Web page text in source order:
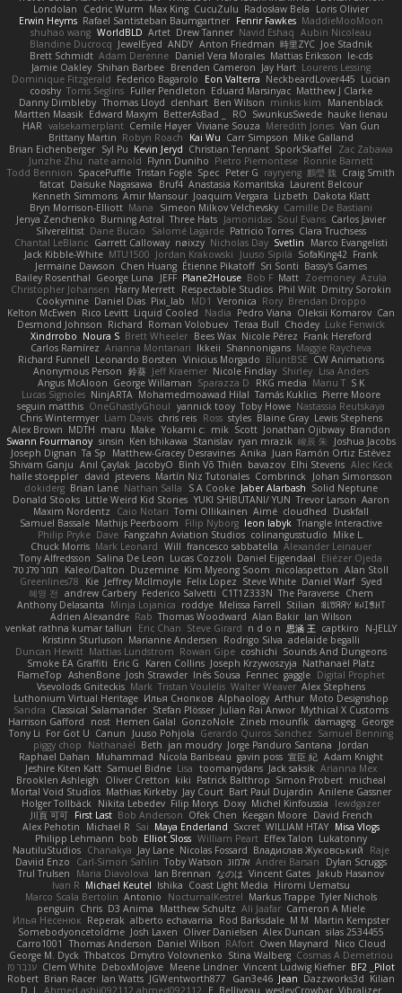
Londolan
Cedric Wurm Max King CucuZulu Radosław Bela
Loris Olivier
Erwin Heyms Rafael Santisteban Baumgartner Fenrir Fawkes MaddieMooMoon
shuhao wang WorldBLD Artet Drew Tanner Navid Eshaq Aubin Nicoleau
Blandine Ducrocq JewelEyed ANDY Anton Friedman 時里ZYC Joe Stadnik
Brett Schmidt Adam Derenne Daniel Vera Morales Mattias Eriksson le-cds
Jamie Oakley Shihan Barbee Brenden Cameron Jay Hart Lourens Lessing
Dominique Fitzgerald Federico Bagarolo Eon Valterra NeckbeardLover445 Lucian
cooshy Toms Seglins Fuller Pendleton Eduard Marsinyac Matthew J Clarke
Danny Dimbleby Thomas Lloyd clenhart Ben Wilson minkis kim
Manenblack
Martten Maasik Edward Maxym BetterAsBad _ RO SwunkusSwede hauke lienau
HAR valsekamerplant Cemile Høyer Viviane Souza Meredith Jones Van Gun
Brittany Martin Robyn Roach Kai Wu Carr Simpson Mike Galland
Brian Eichenberger Syl Pu Kevin Jeryd Christian Tennant SporkSkaffel
Zac Zabawa
Junzhe Zhu nate arnold Flynn Duniho Pietro Piemontese Ronnie Barnett
Todd Bennion SpacePuffle Tristan Fogle Spec Peter G rayryeng 鸝瑩 魏 Craig Smith
fatcat Daisuke Nagasawa Bruf4 Anastasia Komaritska Laurent Belcour
Kenneth Simmons Amir Mansour Joaquim Vergara Lizbeth Dakota Klatt
Bryn Morrison-Elliott Mana Simeon Milkov Velchevsky Camille De Bastiani
Jenya Zenchenko Burning Astral Three Hats Jamonidas Soul Evans Carlos Javier
Silverelitist Dane Bucao Salomé Lagarde Patricio Torres Clara Truchsess
Chantal LeBlanc Garrett Calloway nøixzy Nicholas Day Svetlin
Marco Evangelisti
Jack Kibble-White MTU1500 Jordan Krakowski Juuso Sipilä SofaKing42 Frank
Jermaine Dawson Chen Huang Étienne Pikatoff Sri Sonti Bassy's Games
Bailey Rosenthal George Luna JEFF Plane2House Bob F Matt Zoemoney Azula
Christopher Johansen Harry Merrett Respectable Studios Phil Wilt Dmitry Sorokin
Cookymine Daniel Dias Pixi_lab MD1 Veronica Rory Brendan Droppo
Kelton McEwen Rico Levitt Liquid Cooled Nadia Pedro Viana Oleksii Komarov Can
Desmond Johnson Richard Roman Volobuev Teraa Bull Chodey Luke Fenwick
Xindrrobo Noura S Brett Wheeler Bees Wax Nicole Pérez Frank Hereford
Carlos Ramírez Arianna Montanari Ikkeii Shannonigans Maggie Raycheva
Richard Funnell Leonardo Borsten Vinicius Morgado BluntBSE CW Animations
Anonymous Person 鈴葵 Jeff Kraemer Nicole Findlay Shirley Lisa Anders
Angus McAloon George Willaman Sparazza D RKG media Manu T S K
Lucas Signoles NinjARTA Mohamedmoawad Hilal Tamás Kuklics Pierre Moore
seguin matthis OneGhastlyGhoul yannick tooy Toby Howe Nastassia Reutskaya
Chris Wintermyer Liam Davis chris reis Ross styles Blaine Gray Lewis Stephens
Alex Brown MDTH maru Make Yokami c: mik Scott Jonathan Ojibway Brandon
Swann Fourmanoy sinsin Ken Ishikawa Stanislav ryan mrazik 峻辰 朱
Joshua Jacobs
Joseph Dignan Ta Sp Matthew-Gracey Desravines Anika Juan Ramón Ortiz Estévez
Shivam Ganju Anıl Çaylak JacobyO Bình Võ Thiên bavazov Elhi Stevens Alec Keck
halle stoeppler david jstevens Martín Niz Tutoriales Combrinck Johan Simonsson
dokiderg Brian Lane Nathan Salla S A Cooke Jaber Alarbash Solid Neptune
Donald Stooks Little Weird Kid Stories YUKI SHIBUTANI/ YUN Trevor Larson Aaron
Maxim Nordentz
Caio Notari Tomi Ollikainen Aimé cloudhed
Duskfall
Samuel Bassale Mathijs Peerboom Filip Nyborg leon labyk Triangle Interactive
Philip Pryke Dave Fangzahn Aviation Studios colinangusstudio Mike L.
Chuck Morris Mark Leonard Will francesco sabbatella Alexander Leinauer
Tony Alfredsson Salina De Leon Lucas Cozzoli Daniel Eijgendaal Eliézer Ojeda
תמר פלג טל
Kaleo/Dalton Duzemine Kim Myeong Soom nicolaspetton Alan Stoll
Greenlines78
Kie Jeffrey McIlmoyle Felix Lopez Steve White Daniel Warf Syed
혜영 전 andrew Carbery Federico Salvetti C1T1Z333N The Paraverse Chem
Anthony Delasanta
Minja Lojanica roddye Melissa Farrell Stilian ꌃ꒒ꀎꋪꋪꌩ ꀘꈤꀤꁅꃅ꓄
Adrien Alexandre Rab Thomas Woodward Alan Bakir Ian Wilson
venkat rathna kumar talluri
Eric Chan Steve Girard n d o n 思涵 王 captkiro
N-JELLY
Kristinn Sturluson Marianne Andersen Rodrigo Silva adelaide begalli
Duncan Hewitt Mattias Lundstrom Rowan Gipe coshichi Sounds And Dungeons
Smoke EA Graffiti Eric G Karen Collins Joseph Krzywoszyja Nathanaël Platz
FlameTop AshenBone Josh Strawder Inês Sousa Fennec gaggle Digital Prophet
Vsevolods Gniteckis Mark Tristan Voulelis Walter Weaver Alex Stephens
Luthonium Virtual Heritage Илья Снопков Alphaology Arthur Moto Designshop
Sandra Classical Salamander Stefan Plösser Julian Rai Anwor Mythical X Customs
Harrison Gafford
nost Hemen Galal GonzoNole Zineb mounfik damageg George
Tony Li For Got U Canun Juuso Pohjola Gerardo Quiros Sanchez Samuel Benning
piggy chop
Nathanaël Beth jan moudry Jorge Panduro Santana
Jordan
Raphael Dahan
Muhammad Nicola Baribeau gavin poss 宣臣 紀 Adam Knight
Jeshire Kiten Katt Samuel Bidne Lisa toomanydans Jack saksik Arianna Mex
Brooklen Ashleigh
Oliver Cretton kiki Patrick Balthrop Simon Probert micheal
Mortal Void Studios Mathias Kirkeby Jay Court Bart Paul Dujardin Anilene Gassner
Holger Tollbäck Nikita Lebedev Filip Morys Doxy Michel Kinfoussia
lewdgazer
川頁 可可 First Last Bob Anderson Ofek Chen Keegan Moore David French
Alex Pehotin
Michael R Sai Maya Enderland Sxcret WILLIAM HTAY Misa Vlogs
Philipp Lehmann bob Elliot Sloss William Peart Effex Talon Lukatonny
NautiluStudios Chanakya Jay Lane Nicolas Fossard Владислав Жуковський
Raje
Daviid Enzo
Carl-Simon Sahlin Toby Watson אלמוג Andrei Barsan
Dylan Scruggs
Trul Trulsen
Maria Diavolova Ian Brennan なのは Vincent Gates Jakub Hasanov
Ivan R Michael Keutel Ishika Coast Light Media Hiromi Uematsu
Marco Scala Bertolin Antonio NocturnalKestrel Markus Trappe Tyler Nichols
penguin Chris D3 Anima Matthew Schultz Ali Jaafar Cameron A Miele
Илья Несенюк Reperak alberto echavarria Rod Barksdale M M Martin Kempster
Somebodyoncetoldme Josh Laxen Oliver Danielsen Alex Duncan silas 2534455
Carro1001
Thomas Anderson Daniel Wilson RAfort Owen Maynard
Nico Cloud
George M. Dyck Thbatcos Dmytro Volovnenko Stina Walberg Cosmas A Demetriou
ענבר פז Clem White DeboxMojave Meene Lindner Vincent Ludwig Kiefner BF2 _Pilot
Robert Brian Racer Ian Watts JGWentworth877 Gan3e46 Jean Dazzworks3d Kilian